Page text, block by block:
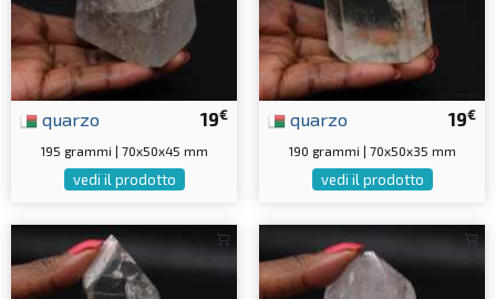
19€
quarzo
195 grammi | 70x50x45 mm
vedi il prodotto
19€
quarzo
190 grammi | 70x50x35 mm
vedi il prodotto